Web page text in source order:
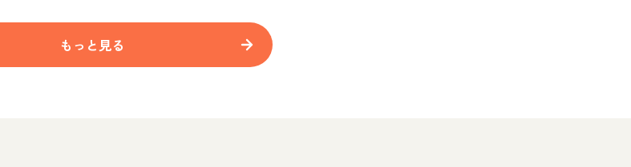
もっと見る